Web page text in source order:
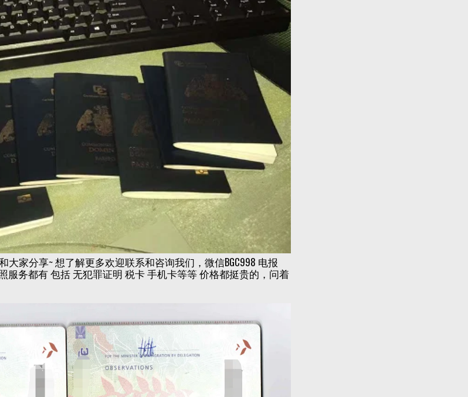
家分享~ 想了解更多欢迎联系和咨询我们，微信BGC998 电报
服务都有 包括 无犯罪证明 税卡 手机卡等等 价格都挺贵的，问着